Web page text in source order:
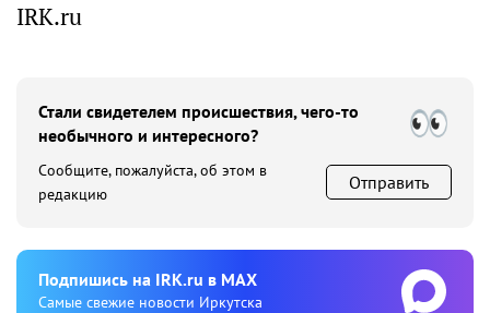
IRK.ru
Стали свидетелем происшествия, чего-то
необычного и интересного?
Сообщите, пожалуйста, об этом в
редакцию
Отправить
Подпишиcь на IRK.ru в MAX
Cамые свежие новости Иркутска